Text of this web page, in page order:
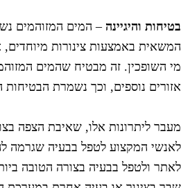
והיגיינה– המים המזוהמים
באמצעות צינורות
השופכין. זה מבטיח שהמים
נוספים, וכך נשמרת הבטיחות
ליתרונות אלו, שאיבת הצפה
המקצוע לטפל בבעיה שגרמה
ולטפל בבעיה בצורה הטובה